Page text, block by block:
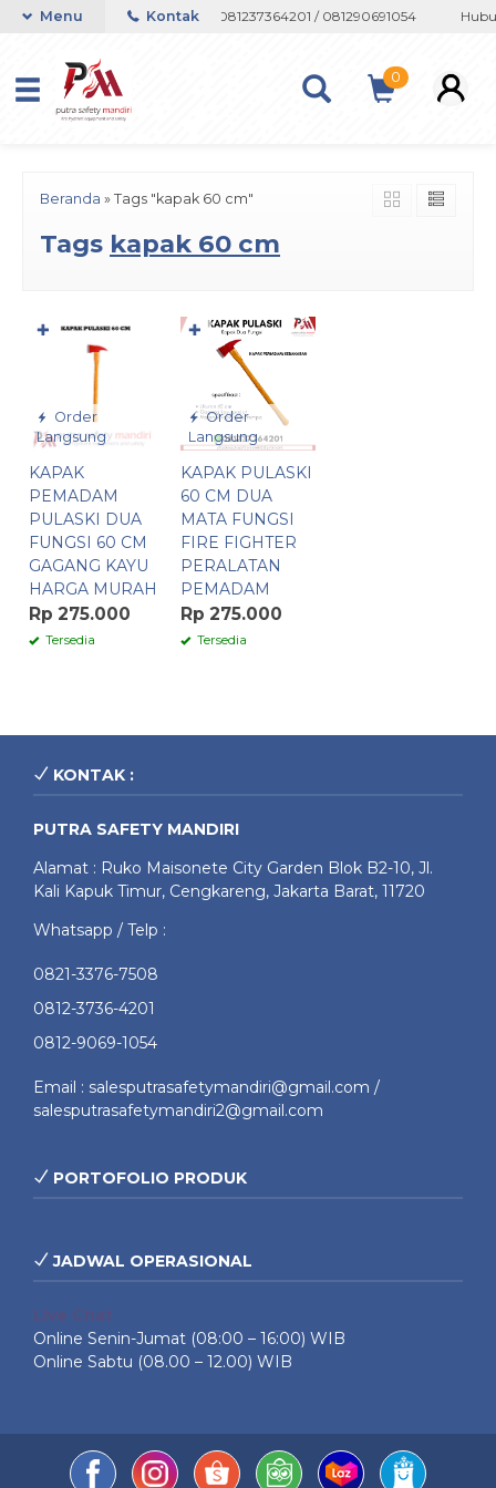
Whatsapp 082133767508 / 081237364201 / 081290691054
Menu Kontak
0
Beranda » Tags "kapak 60 cm"
Tags kapak 60 cm
Order
Langsung
KAPAK
PEMADAM
PULASKI DUA
FUNGSI 60 CM
GAGANG KAYU
HARGA MURAH
Rp 275.000
Tersedia
✚
Order
Langsung
KAPAK PULASKI
60 CM DUA
MATA FUNGSI
FIRE FIGHTER
PERALATAN
PEMADAM
Rp 275.000
Tersedia
✚
KONTAK :
PUTRA SAFETY MANDIRI
Alamat : Ruko Maisonete City Garden Blok B2-10, Jl.
Kali Kapuk Timur, Cengkareng, Jakarta Barat, 11720
Whatsapp / Telp :
0821-3376-7508
0812-3736-4201
0812-9069-1054
Email : salesputrasafetymandiri@gmail.com /
salesputrasafetymandiri2@gmail.com
PORTOFOLIO PRODUK
JADWAL OPERASIONAL
Live Chat
Online Senin-Jumat (08:00 – 16:00) WIB
Online Sabtu (08.00 – 12.00) WIB